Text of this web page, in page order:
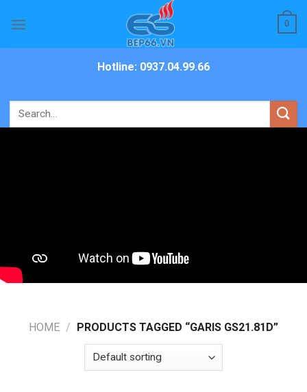
0
Hotline: 0937.04.99.66
Search
for:
HOME / PRODUCTS TAGGED “GARIS GS21.81D”